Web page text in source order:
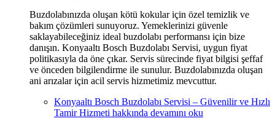
Buzdolabınızda oluşan kötü kokular için özel temizlik ve
bakım çözümleri sunuyoruz. Yemeklerinizi güvenle
saklayabileceğiniz ideal buzdolabı performansı için bize
danışın. Konyaaltı Bosch Buzdolabı Servisi, uygun fiyat
politikasıyla da öne çıkar. Servis sürecinde fiyat bilgisi şeffaf
ve önceden bilgilendirme ile sunulur. Buzdolabınızda oluşan
ani arızalar için acil servis hizmetimiz mevcuttur.
Konyaaltı Bosch Buzdolabı Servisi – Güvenilir ve Hızlı
Tamir Hizmeti hakkında devamını oku